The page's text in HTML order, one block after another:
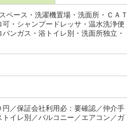
ペース・洗濯機置場・洗面所・ＣＡＴ
・シャンプードレッサ・温水洗浄便
ンガス・浴トイレ別・洗面所独立・
／保証会社利用必：要確認／仲介手
イレ別／バルコニー／エアコン／ガ